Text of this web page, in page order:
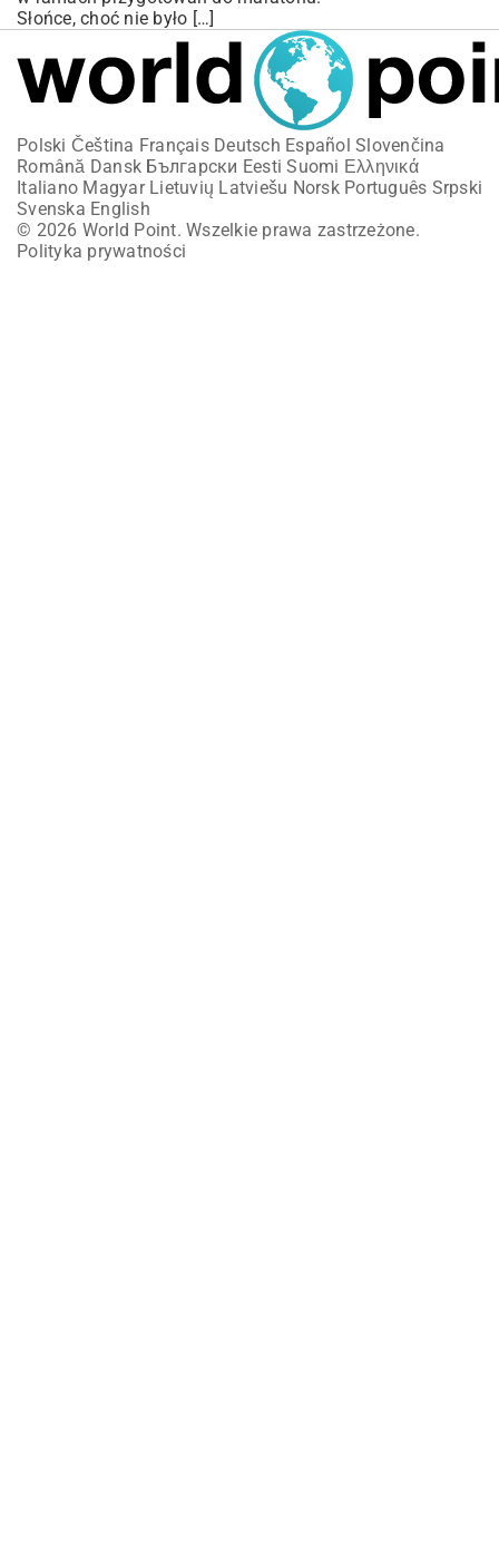
Słońce, choć nie było […]
Polski Čeština Français Deutsch Español Slovenčina
Română Dansk Български Eesti Suomi Ελληνικά
Italiano Magyar Lietuvių Latviešu Norsk Português Srpski
Svenska English
© 2026 World Point. Wszelkie prawa zastrzeżone.
Polityka prywatności